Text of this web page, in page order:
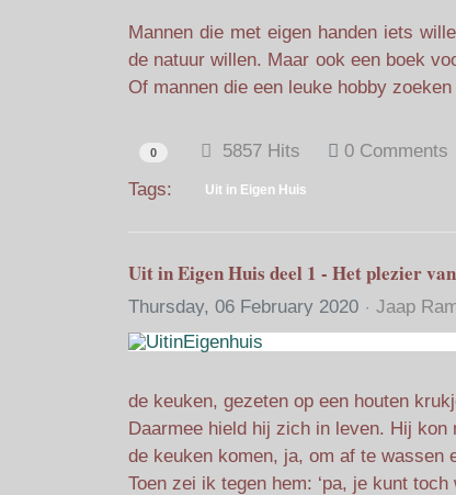
Mannen die met eigen handen iets
de natuur willen. Maar ook een boek
Of mannen die een leuke hobby
0 5857 Hits
0 Comments
Tags:
Uit in Eigen Huis
Uit in Eigen Huis deel 1 - Het plezier
Thursday, 06 February 2020 Jaap
de keuken, gezeten op een houten
Daarmee hield hij zich in leven. Hij
de keuken komen, ja, om af te wassen
Toen zei ik tegen hem: ‘pa, je kunt